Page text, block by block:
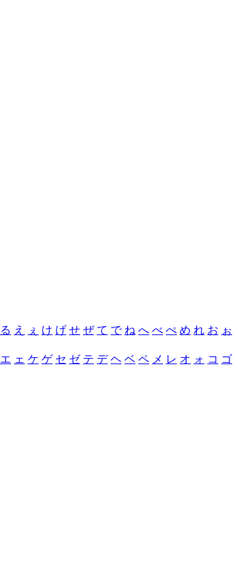
る え ぇ け げ せ ぜ て で ね へ べ ぺ め れ お ぉ
エ ェ ケ ゲ セ ゼ テ デ ヘ ベ ペ メ レ オ ォ コ ゴ